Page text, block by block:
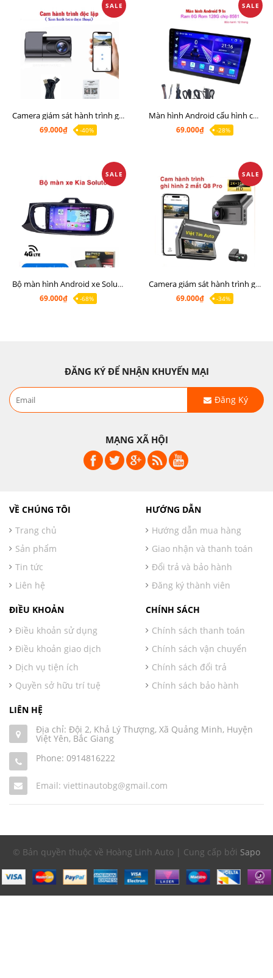
SALE
Camera giám sát hành trình giá rẻ, cam hành trình cho màn Android, cam hành trình kết nối điện thoại
69.000₫
-40%
SALE
Màn hình Android cấu hình cao Ram 6G Rom 128G chip 8 nhân 8581
69.000₫
-28%
SALE
Bộ màn hình Android xe Soluto, mặt dưỡng lắp màn hình Soluto kèm rắc zin
69.000₫
-68%
SALE
Camera giám sát hành trình ghi hình 2 mắt Q8 Pro độ phân giải 2K +1080P
69.000₫
-34%
ĐĂNG KÝ ĐỂ NHẬN KHUYẾN MẠI
Đăng Ký
MẠNG XÃ HỘI
VỀ CHÚNG TÔI
Trang chủ
Sản phẩm
Tin tức
Liên hệ
HƯỚNG DẪN
Hướng dẫn mua hàng
Giao nhận và thanh toán
Đổi trả và bảo hành
Đăng ký thành viên
ĐIỀU KHOẢN
Điều khoản sử dụng
Điều khoản giao dịch
Dịch vụ tiện ích
Quyền sở hữu trí tuệ
CHÍNH SÁCH
Chính sách thanh toán
Chính sách vận chuyển
Chính sách đổi trả
Chính sách bảo hành
LIÊN HỆ
Địa chỉ: Đội 2, Khả Lý Thượng, Xã Quảng Minh, Huyện
Việt Yên, Bắc Giang
Phone: 0914816222
Email: viettinautobg@gmail.com
© Bản quyền thuộc về Hoàng Linh Auto | Cung cấp bởi Sapo